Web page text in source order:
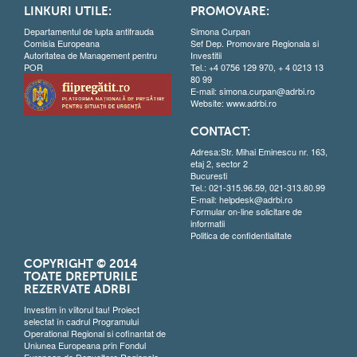
LINKURI UTILE:
Departamentul de lupta antifrauda
Comisia Europeana
Autoritatea de Management pentru
POR
PROMOVARE:
Simona Curpan
Sef Dep. Promovare Regionala si
Investitii
Tel.: +4 0756 129 970, + 4 0213 13
80 99
E-mail: simona.curpan@adrbi.ro
Website: www.adrbi.ro
CONTACT:
Adresa:Str. Mihai Eminescu nr. 163,
etaj 2, sector 2
Bucuresti
Tel.: 021-315.96.59, 021-313.80.99
E-mail: helpdesk@adrbi.ro
Formular on-line solicitare de
informatii
Politica de confidentialitate
COPYRIGHT © 2014
TOATE DREPTURILE
REZERVATE ADRBI
Investim în viitorul tau! Proiect
selectat în cadrul Programului
Operational Regional si cofinantat de
Uniunea Europeana prin Fondul